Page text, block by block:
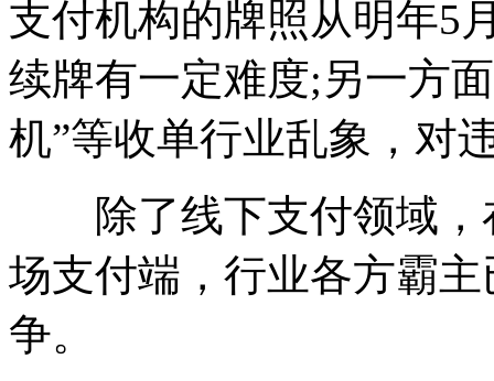
支付机构的牌照从明年5
续牌有一定难度;另一方
机”等收单行业乱象，对
除了线下支付领域，
场支付端，行业各方霸
争。